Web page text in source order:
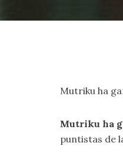
Mutriku ha
Mutriku ha
puntistas de